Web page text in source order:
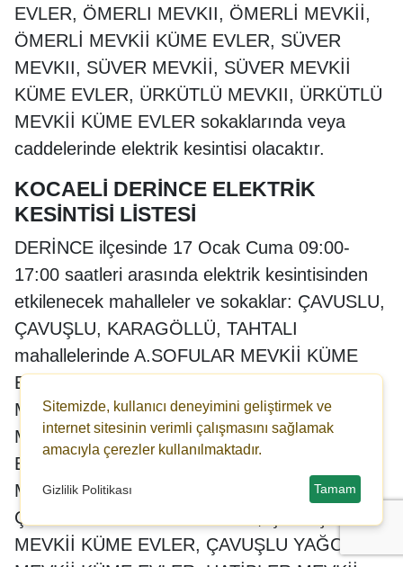
EVLER, ÖMERLI MEVKII, ÖMERLİ MEVKİİ,
ÖMERLİ MEVKİİ KÜME EVLER, SÜVER
MEVKII, SÜVER MEVKİİ, SÜVER MEVKİİ
KÜME EVLER, ÜRKÜTLÜ MEVKII, ÜRKÜTLÜ
MEVKİİ KÜME EVLER sokaklarında veya
caddelerinde elektrik kesintisi olacaktır.
KOCAELİ DERİNCE ELEKTRİK
KESİNTİSİ LİSTESİ
DERİNCE ilçesinde 17 Ocak Cuma 09:00-
17:00 saatleri arasında elektrik kesintisinden
etkilenecek mahalleler ve sokaklar: ÇAVUSLU,
ÇAVUŞLU, KARAGÖLLÜ, TAHTALI
mahallelerinde A.SOFULAR MEVKİİ KÜME
EVLER, ALACALAR MEVKII, ALACALAR
MEVKİİ KÜME EVLER, ÇAL MEVKII, ÇAL
MEVKII KÜME EVLER, ÇAL MEVKİİ KÜME
EVLER, ÇANCILAR MEVKII, ÇANCILAR
MEVKİİ KÜME EVLER, ÇAVUSLU MEVKII,
ÇAVUSLU YAGCILAR MEVKII, ÇAVUŞLU
MEVKİİ KÜME EVLER, ÇAVUŞLU YAĞCILAR
Sitemizde, kullanıcı deneyimini geliştirmek ve
internet sitesinin verimli çalışmasını sağlamak
amacıyla çerezler kullanılmaktadır.
Gizlilik Politikası Tamam